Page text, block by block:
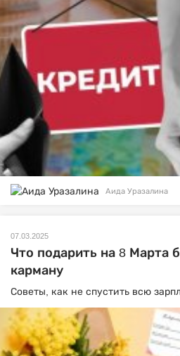
Аида Уразалина
07.03.2025
Что подарить на 8 Марта
карману
Советы, как не спустить всю